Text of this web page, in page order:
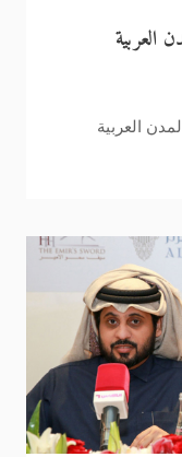
العربية
العربية